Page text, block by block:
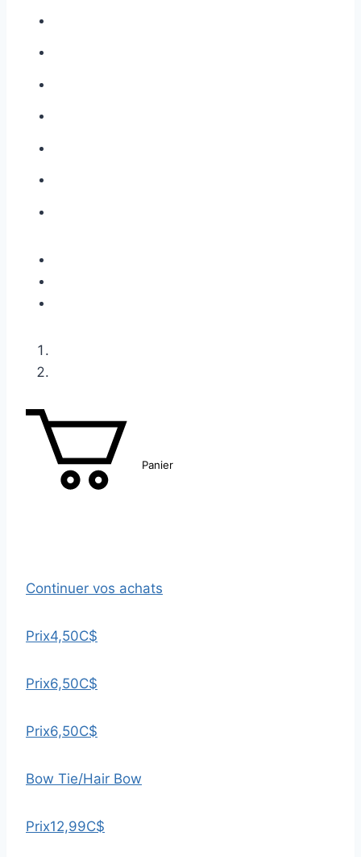
Panier
Continuer vos achats
Prix4,50C$
Prix6,50C$
Prix6,50C$
Bow Tie/Hair Bow
Prix12,99C$